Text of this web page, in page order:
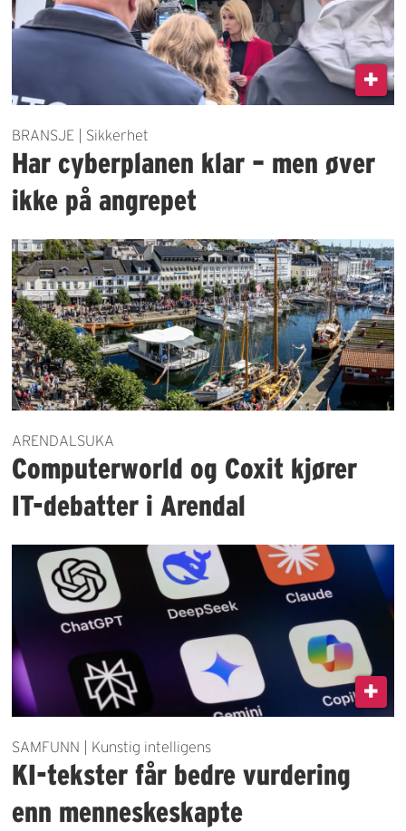
BRANSJE | Sikkerhet
Har cyberplanen klar – men øver
ikke på angrepet
ARENDALSUKA
Computerworld og Coxit kjører
IT-debatter i Arendal
SAMFUNN | Kunstig intelligens
KI-tekster får bedre vurdering
enn menneskeskapte